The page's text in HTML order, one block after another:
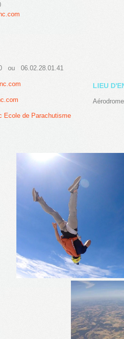
ou 06.02.28.01.41
Ecole de Parachutisme
LIEU